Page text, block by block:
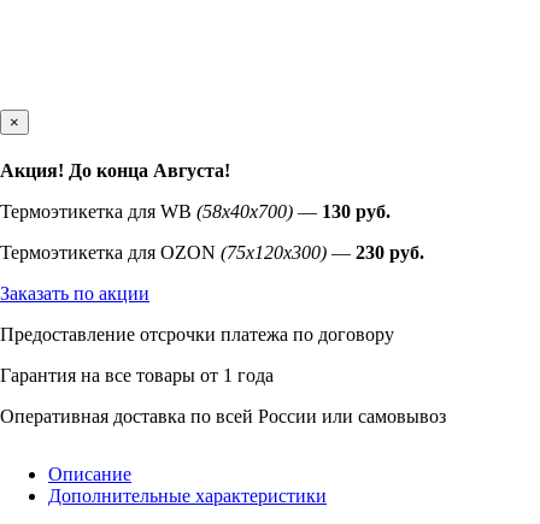
×
Акция! До конца Августа!
Термоэтикетка для WB (58х40х700) — 130 руб.
Термоэтикетка для OZON (75х120х300) — 230 руб.
Заказать по акции
Предоставление отсрочки платежа по договору
Гарантия на все товары от 1 года
Оперативная доставка по всей России или самовывоз
Описание
Дополнительные характеристики